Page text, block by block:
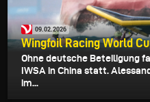
09.02.2026
Wingfoil Racing World
Ohne deutsche Beteiligung
IWSA in China statt.
im...